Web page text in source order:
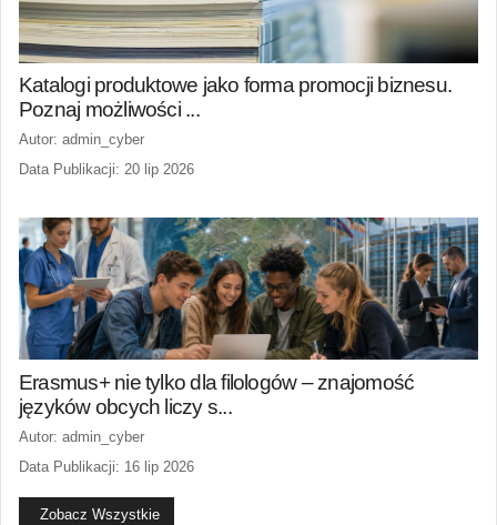
Katalogi produktowe jako forma promocji biznesu.
Poznaj możliwości ...
Autor: admin_cyber
Data Publikacji: 20 lip 2026
Erasmus+ nie tylko dla filologów – znajomość
języków obcych liczy s...
Autor: admin_cyber
Data Publikacji: 16 lip 2026
Zobacz Wszystkie